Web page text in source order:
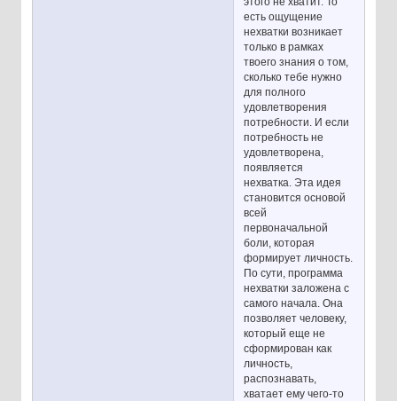
есть ощущение
нехватки возникает
только в рамках
твоего знания о том,
сколько тебе нужно
для полного
удовлетворения
потребности. И если
потребность не
удовлетворена,
появляется
нехватка. Эта идея
становится основой
всей
первоначальной
боли, которая
формирует личность.
По сути, программа
нехватки заложена с
самого начала. Она
позволяет человеку,
который еще не
сформирован как
личность,
распознавать,
хватает ему чего-то